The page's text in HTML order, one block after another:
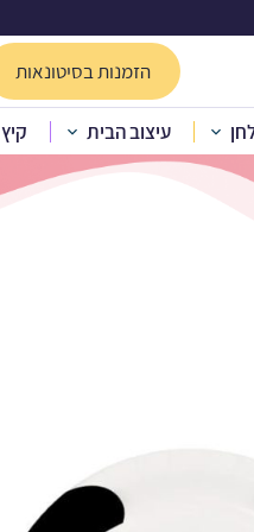
הזמנות בסיטונאות
עיצוב הבית קיץ
פנדה
עגולה חיות – פנדה